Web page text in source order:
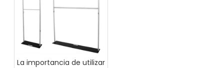
La importancia de utilizar